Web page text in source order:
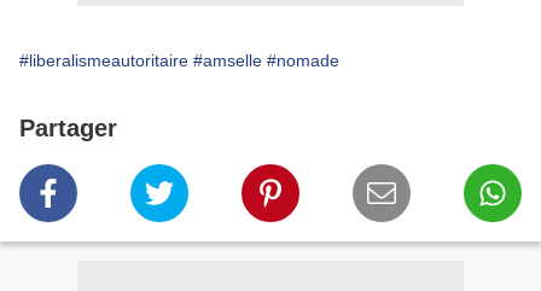
#liberalismeautoritaire #amselle #nomade
Partager